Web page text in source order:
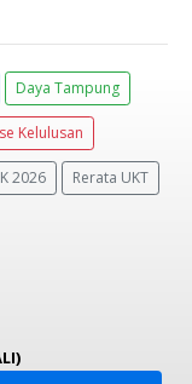
Daya Tampung
Kelulusan
2026 Rerata UKT